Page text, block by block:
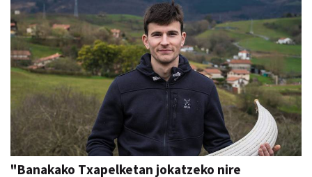
"Banakako Txapelketan jokatzeko nire